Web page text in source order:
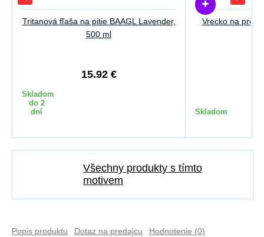
Tritanová fľaša na pitie BAAGL Lavender,
500 ml
15.92 €
Skladom
do 2
dní
Vrecko na
Skladom
Všechny produkty s tímto
motivem
Popis produktu Dotaz na predajcu Hodnotenie (0)